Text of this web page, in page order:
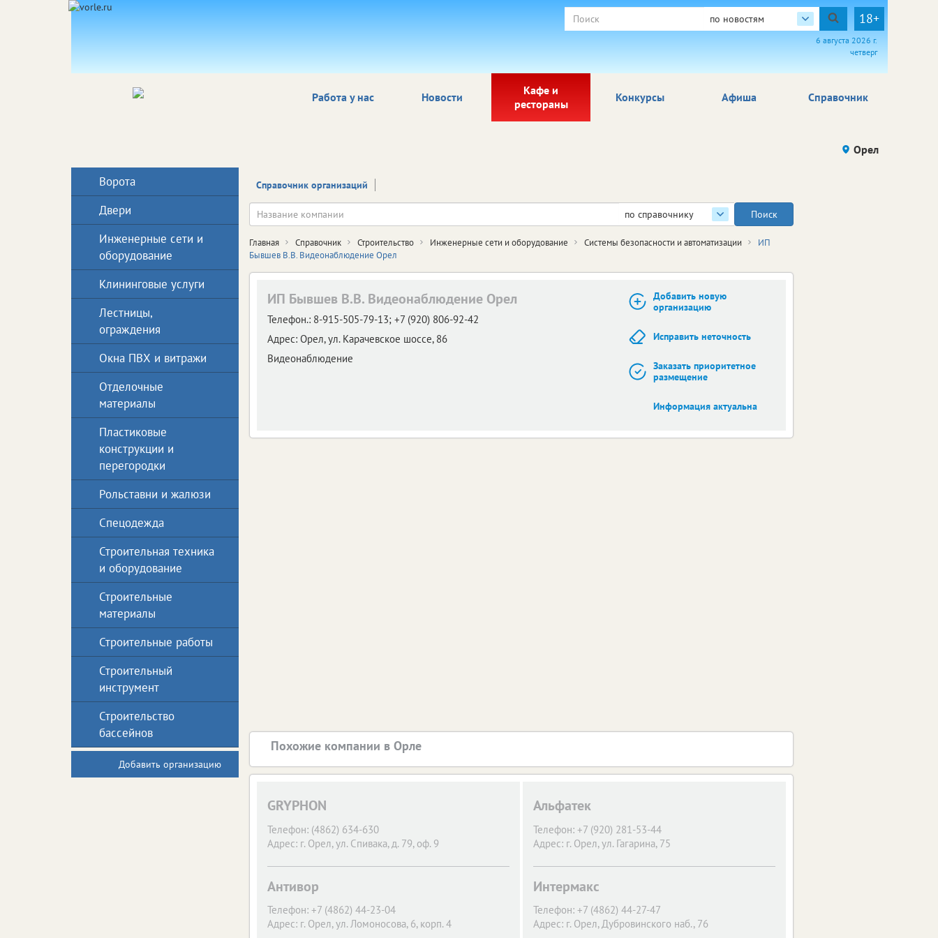
по новостям 18+
6 августа 2026 г.
четверг
Работа у нас Новости
Кафе и
рестораны
Афиша Справочник
Конкурсы
Орел
Справочник организаций
по справочнику
Главная Справочник Строительство Инженерные сети и оборудование Системы безопасности и автоматизации
ИП
Бывшев В.В. Видеонаблюдение Орел
ИП Бывшев В.В. Видеонаблюдение Орел
Телефон.: 8-915-505-79-13; +7 (920) 806-92-42
Адрес: Орел,ул. Карачевское шоссе, 86
Видеонаблюдение
Добавить новую
организацию
Исправить неточность
Заказать приоритетное
размещение
Информация актуальна
Похожие компании в Орле
GRYPHON
Телефон: (4862) 634-630
Адрес: г. Орел, ул. Спивака, д. 79, оф. 9
Альфатек
Телефон: +7 (920) 281-53-44
Адрес: г. Орел, ул. Гагарина, 75
Антивор
Телефон: +7 (4862) 44-23-04
Адрес: г. Орел, ул. Ломоносова, 6, корп. 4
Интермакс
Телефон: +7 (4862) 44-27-47
Адрес: г. Орел, Дубровинского наб., 76
Ворота
Двери
Инженерные сети и
оборудование
Клининговые услуги
Лестницы,
ограждения
Окна ПВХ и витражи
Отделочные
материалы
Пластиковые
конструкции и
перегородки
Рольставни и жалюзи
Спецодежда
Строительная техника
и оборудование
Строительные
материалы
Строительные работы
Строительный
инструмент
Строительство
бассейнов
Добавить организацию